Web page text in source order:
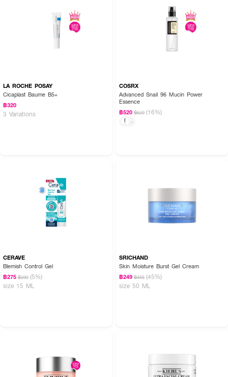
Ether Dimethyl Silane, Dimethicone, Ppg-24-Glycereth-24, Sodium
Hydroxide, Hydrogenated Lecithin, Glycereth-26, Polysorbate 80,
Sodium Hyaluronate, Caffeine, Aloe Barbadensis Leaf Water, C13-14
Isoparaffin, Sodium Polyaspartate, Trehalose, Sodium Stearoyl
Dimethicone/Peg-10/15 Crosspolymer, Polyacrylamide, Tocopheryl
FAQ:
● สินค้าสองชิ้นในเซ็ตนี้มีการทำงานร่วมกันอย่างไร และแตกต่างจากมอยส์เจอไร
ทั่วไปที่ให้แค่ความชุ่มชื้นชั่วคราว แต่เซ็ตนี้ได้ทั้งความเรียบเนียน กระจ่างใส และอิ่มน้ำ
● มีส่วนผสมของ AHA (Lactic Acid) คนที่ผิวบอบบางหรือไวต่อสิ่งกระตุ้นจะ
สามารถใช้เซรั่มในเซ็ตนี้ได้ไหมคะ? สามารถใช้ได้ค่ะ แต่แนะนำให้ปรับความถี่ตามสภาพ
ผิวพรรณนะคะ ในช่วงแรกอาจเริ่มต้นใช้เพียงวันละ 1 ครั้ง หรือวันเว้นวัน เพื่อให้
● เซ็ตคู่หูนี้หากนำมาใช้เตรียมผิวก่อนแต่งหน้า จะช่วยเรื่องงานผิวและทำให้เครื่อง
สำอางติดทนขึ้นไหมคะ? ช่วยได้มากและทำให้งานผิวดูสวยแพงขึ้นชัดเจนเลยค่ะ การ
ลงเซรั่มและเจลครีมก่อนแต่งหน้าจะช่วยปรับอุณหภูมิผิวให้เย็นสบาย เติมร่องผิวที่
กู้ผิวแห้งกร้าน ผลัดเซลล์ผิวหมองคล้ำ บูสต์หน้าแก้มให้อิ่มฟูฉ่ำวาวฉลองผิวโกลว์
ทันตา 🫧💖 เผยผิวเนียนนุ่มดูมีออร่าและสุขภาพดีอย่างเป็นธรรมชาติไปกับ
LA ROCHE POSAY
Cicaplast Baume B5+
฿320
3 Variations
COSRX
Advanced Snail 96 Mucin Power
Essence
฿520 ฿620 (16%)
-
CERAVE
Blemish Control Gel
฿275 ฿290 (5%)
size 15 ML
SRICHAND
Skin Moisture Burst Gel Cream
฿249 ฿455 (45%)
size 50 ML